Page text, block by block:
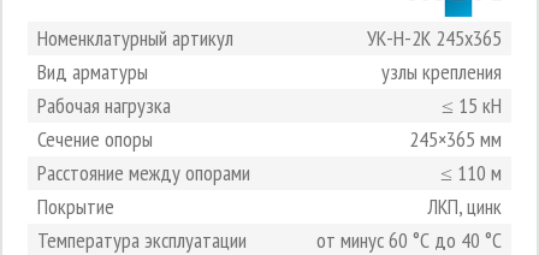
Номенклатурный артикул
УК-Н-2К 245х365
Вид арматуры
узлы крепления
Рабочая нагрузка
≤ 15 кН
Сечение опоры
245×365 мм
Расстояние между опорами
≤ 110 м
Покрытие
ЛКП, цинк
Температура эксплуатации
от минус 60 °С до 40 °С